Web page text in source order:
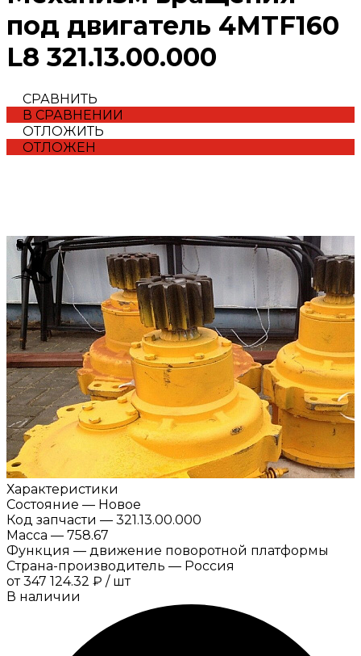
под двигатель 4MTF160
L8 321.13.00.000
СРАВНИТЬ
В СРАВНЕНИИ
ОТЛОЖИТЬ
ОТЛОЖЕН
Характеристики
Состояние — Новое
Код запчасти — 321.13.00.000
Масса — 758.67
Функция — движение поворотной платформы
Страна-производитель — Россия
от 347 124.32 ₽ / шт
В наличии